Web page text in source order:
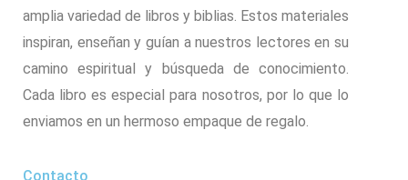
amplia variedad de libros y biblias. Estos materiales
inspiran, enseñan y guían a nuestros lectores en su
camino espiritual y búsqueda de conocimiento.
Cada libro es especial para nosotros, por lo que lo
enviamos en un hermoso empaque de regalo.
Contacto